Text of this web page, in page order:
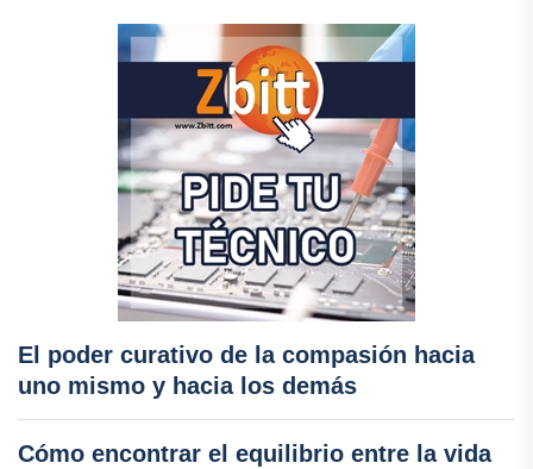
El poder curativo de la compasión hacia
uno mismo y hacia los demás
Cómo encontrar el equilibrio entre la vida